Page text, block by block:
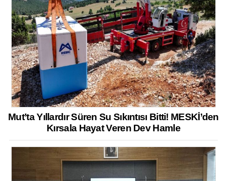
Mut’ta Yıllardır Süren Su Sıkıntısı Bitti! MESKİ’den
Kırsala Hayat Veren Dev Hamle